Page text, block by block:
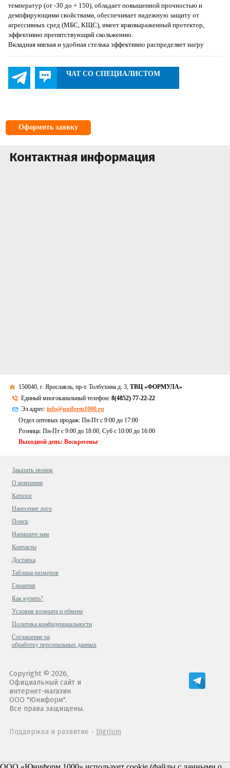
температур (от -30 до + 150), обладает повышенной прочностью и
демпфирующими свойствами, обеспечивает надежную защиту от
агрессивных сред (МБС, КЩС), имеет ярковыраженный протектор,
эффективно препятствующий скольжению.
Вкладная мягкая и удобная стелька эффективно распределяет нагру
ЧАТ СО СПЕЦИАЛИСТОМ
Оформить заявку
Контактная информация
150040, г. Ярославль, пр-т. Толбухина д. 3,ТВЦ «ФОРМУЛА»
Единый многоканальный телефон:8(4852) 77-22-22
Эл.адрес:info@uniform1000.ru
Отдел оптовых продаж: Пн-Пт с 9:00 до 17:00
Розница: Пн-Пт с 9:00 до 18:00, Суб c 10:00 до 16:00
Выходной день: Воскресенье
Заказать звонок
О компании
Каталог
Нанесение лого
Поиск
Напишите нам
Контакты
Доставка
Таблица размеров
Гарантия
Как купить?
Условия возврата и обмена
Политика конфиденциальности
Cоглашение на
обработку персональных данных
Copyright © 2026,
Официальный сайт и
интернет-магазин
ООО "Юниформ".
Все права защищены.
Поддержка и развитие - Digrium